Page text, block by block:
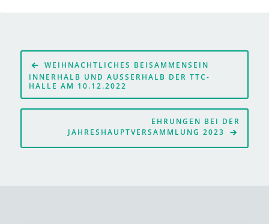
Beitragsnavigation
WEIHNACHTLICHES BEISAMMENSEIN
INNERHALB UND AUSSERHALB DER TTC-H
ALLE AM 10.12.2022
EHRUNGEN BEI DER
JAHRESHAUPTVERSAMMLUNG 2023